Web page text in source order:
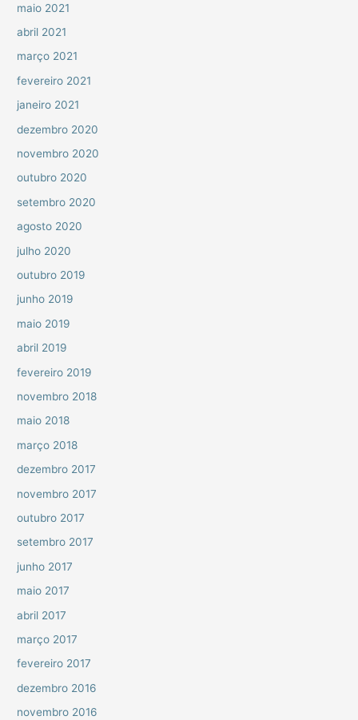
maio 2021
abril 2021
março 2021
fevereiro 2021
janeiro 2021
dezembro 2020
novembro 2020
outubro 2020
setembro 2020
agosto 2020
julho 2020
outubro 2019
junho 2019
maio 2019
abril 2019
fevereiro 2019
novembro 2018
maio 2018
março 2018
dezembro 2017
novembro 2017
outubro 2017
setembro 2017
junho 2017
maio 2017
abril 2017
março 2017
fevereiro 2017
dezembro 2016
novembro 2016